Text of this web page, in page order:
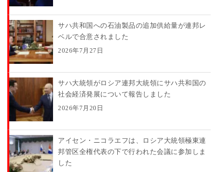
サハ共和国への石油製品の追加供給量が連邦レ
ベルで合意されました
2026年7月27日
サハ大統領がロシア連邦大統領にサハ共和国の
社会経済発展について報告しました
2026年7月20日
アイセン・ニコラエフは、ロシア大統領極東連
邦管区全権代表の下で行われた会議に参加しま
した